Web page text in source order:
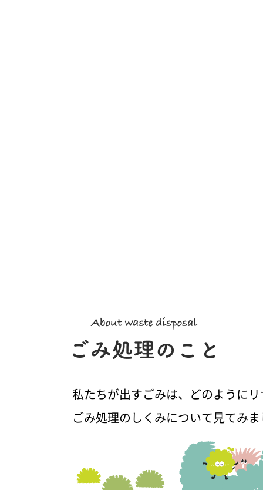
私たちが出すごみは、どのように
ごみ処理のしくみについて見てみ